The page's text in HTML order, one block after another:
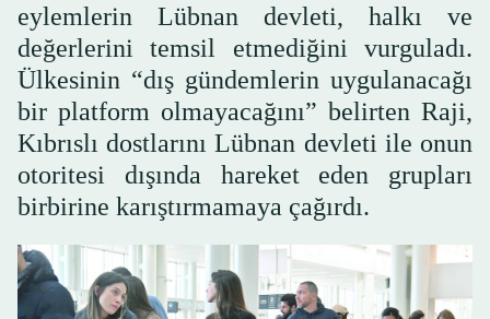
eylemlerin Lübnan devleti, halkı ve
değerlerini temsil etmediğini vurguladı.
Ülkesinin “dış gündemlerin uygulanacağı
bir platform olmayacağını” belirten Raji,
Kıbrıslı dostlarını Lübnan devleti ile onun
otoritesi dışında hareket eden grupları
birbirine karıştırmamaya çağırdı.